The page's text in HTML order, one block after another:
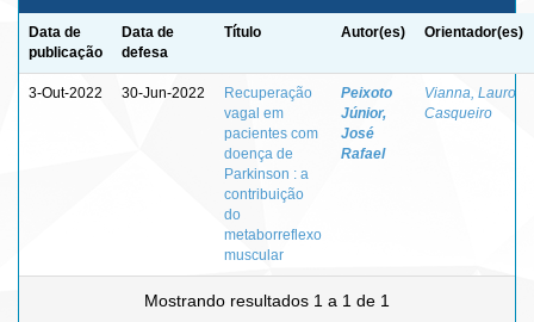
Data de
publicação
Data de
defesa
Título Autor(es) Orientador(es)
3-Out-2022 30-Jun-2022
Recuperação
vagal em
pacientes com
doença de
Parkinson : a
contribuição
do
metaborreflexo
muscular
Peixoto
Júnior,
José
Rafael
Vianna, Lauro
Casqueiro
Mostrando resultados 1 a 1 de 1